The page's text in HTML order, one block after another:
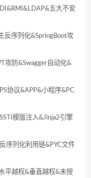
五大不安
反序列化&SpringBoot攻
攻防&Swagger自动化&
协议&APP&小程序&PC
模版注入&Jinja2引擎
序列化利用链&PYC文件
平越权&垂直越权&未授